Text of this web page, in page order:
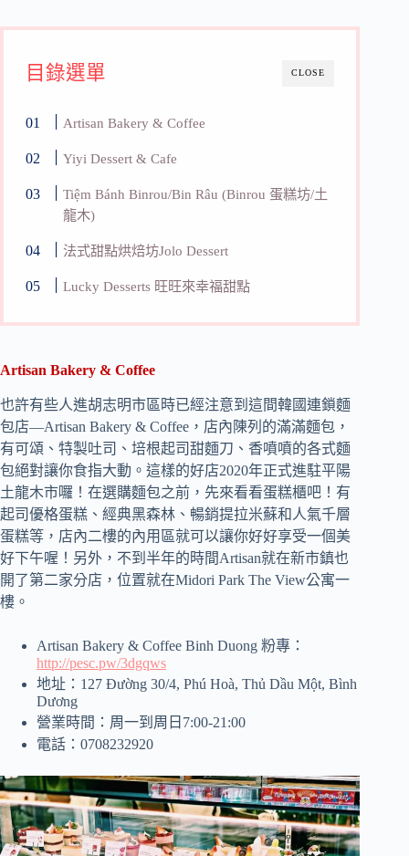
CLOSE
目錄選單
Artisan Bakery & Coffee
Yiyi Dessert & Cafe
Tiệm Bánh Binrou/Bin Râu (Binrou 蛋糕坊/土
龍木)
法式甜點烘焙坊Jolo Dessert
Lucky Desserts 旺旺來幸福甜點
Artisan Bakery & Coffee
也許有些人進胡志明市區時已經注意到這間韓國連鎖麵
包店—Artisan Bakery & Coffee，店內陳列的滿滿麵包，
有可頌、特製吐司、培根起司甜麵刀、香噴噴的各式麵
包絕對讓你食指大動。這樣的好店2020年正式進駐平陽
土龍木市囉！在選購麵包之前，先來看看蛋糕櫃吧！有
起司優格蛋糕、經典黑森林、暢銷提拉米蘇和人氣千層
蛋糕等，店內二樓的內用區就可以讓你好好享受一個美
好下午喔！另外，不到半年的時間Artisan就在新市鎮也
開了第二家分店，位置就在Midori Park The View公寓一
樓。
Artisan Bakery & Coffee Binh Duong 粉專：
http://pesc.pw/3dgqws
地址：127 Đường 30/4, Phú Hoà, Thủ Dầu Một, Bình
Dương
營業時間：周一到周日7:00-21:00
電話：0708232920